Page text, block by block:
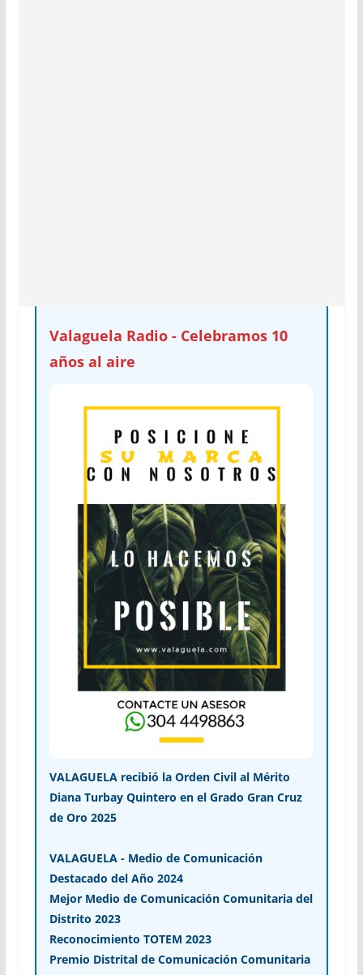
Valaguela Radio - Celebramos 10
años al aire
VALAGUELA recibió la Orden Civil al Mérito
Diana Turbay Quintero en el Grado Gran Cruz
de Oro 2025
VALAGUELA - Medio de Comunicación
Destacado del Año 2024
Mejor Medio de Comunicación Comunitaria del
Distrito 2023
Reconocimiento TOTEM 2023
Premio Distrital de Comunicación Comunitaria